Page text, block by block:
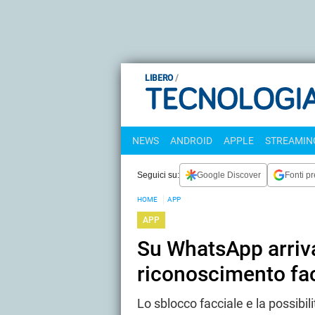
LIBERO
NEWS ANDROID APPLE
Seguici su: Google Discover Fonti
HOME APP
APP
Su WhatsApp
riconoscimento
Lo sblocco facciale e la